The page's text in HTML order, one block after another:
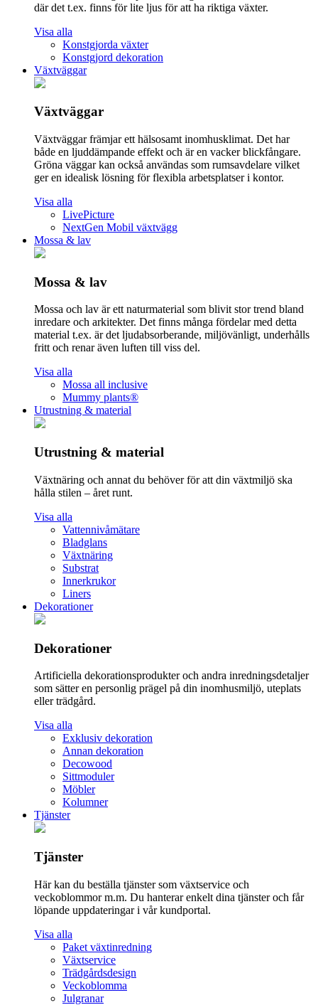
där det t.ex. finns för lite ljus för att ha riktiga växter.
Visa alla
Konstgjorda växter
Konstgjord dekoration
Växtväggar
Växtväggar
Växtväggar främjar ett hälsosamt inomhusklimat. Det har
både en ljuddämpande effekt och är en vacker blickfångare.
Gröna väggar kan också användas som rumsavdelare vilket
ger en idealisk lösning för flexibla arbetsplatser i kontor.
Visa alla
LivePicture
NextGen Mobil växtvägg
Mossa & lav
Mossa & lav
Mossa och lav är ett naturmaterial som blivit stor trend bland
inredare och arkitekter. Det finns många fördelar med detta
material t.ex. är det ljudabsorberande, miljövänligt, underhålls
fritt och renar även luften till viss del.
Visa alla
Mossa all inclusive
Mummy plants®
Utrustning & material
Utrustning & material
Växtnäring och annat du behöver för att din växtmiljö ska
hålla stilen – året runt.
Visa alla
Vattennivåmätare
Bladglans
Växtnäring
Substrat
Innerkrukor
Liners
Dekorationer
Dekorationer
Artificiella dekorationsprodukter och andra inredningsdetaljer
som sätter en personlig prägel på din inomhusmiljö, uteplats
eller trädgård.
Visa alla
Exklusiv dekoration
Annan dekoration
Decowood
Sittmoduler
Möbler
Kolumner
Tjänster
Tjänster
Här kan du beställa tjänster som växtservice och
veckoblommor m.m. Du hanterar enkelt dina tjänster och får
löpande uppdateringar i vår kundportal.
Visa alla
Paket växtinredning
Växtservice
Trädgårdsdesign
Veckoblomma
Julgranar